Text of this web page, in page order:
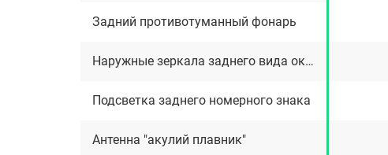
Задний противотуманный фонарь
Наружные зеркала заднего вида окрашенные в цвет кузова
Подсветка заднего номерного знака
Антенна "акулий плавник"